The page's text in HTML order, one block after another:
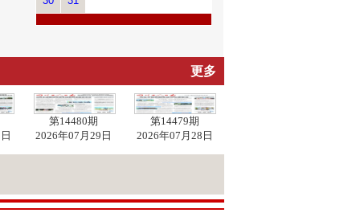
更多
第14480期
2026年07月29日
第14479期
2026年07月28日